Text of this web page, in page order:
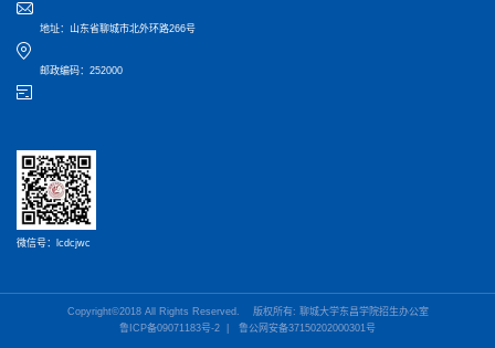
地址：山东省聊城市北外环路266号
邮政编码：252000
微信号：lcdcjwc
Copyright©2018 All Rights Reserved. 版权所有: 聊城大学东昌学院招生办公室
鲁ICP备09071183号-2 | 鲁公网安备37150202000301号